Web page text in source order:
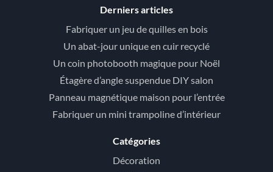
Derniers articles
Fabriquer un jeu de quilles en bois
Un abat-jour unique en cuir recyclé
Un coin photobooth magique pour Noël
Étagère d’angle suspendue DIY salon
Panneau magnétique maison pour l’entrée
Fabriquer un mini trampoline d’intérieur
Catégories
Décoration